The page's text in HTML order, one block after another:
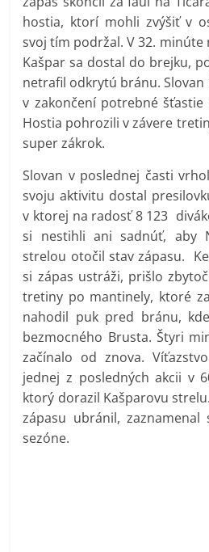
hostia, ktorí mohli zvýšiť v
svoj tím podržal. V 32.
Kašpar sa dostal do brejku,
netrafil odkrytú bránu. Slovan
v zakončení potrebné šťastie
Hostia pohrozili v závere
super zákrok.
Slovan v poslednej časti
svoju aktivitu dostal
v ktorej na radosť 8 123
si nestihli ani sadnúť, aby
strelou otočil stav zápasu.
si zápas ustráži, prišlo
tretiny po mantinely, ktoré
nahodil puk pred bránu,
bezmocného Brusta. Štyri
začínalo od znova.
jednej z posledných akcii v
ktorý dorazil Kašparovu
zápasu ubránil,
sezóne.